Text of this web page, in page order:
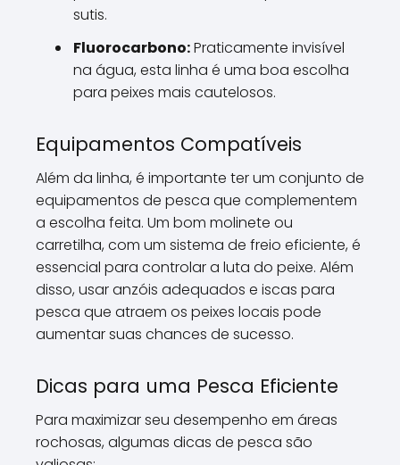
sutis.
Fluorocarbono:Praticamente invisível
na água, esta linha é uma boa escolha
para peixes mais cautelosos.
Equipamentos Compatíveis
Além da linha, é importante ter um conjunto de
equipamentos de pesca que complementem
a escolha feita. Um bom molinete ou
carretilha, com um sistema de freio eficiente, é
essencial para controlar a luta do peixe. Além
disso, usar anzóis adequados e iscas para
pesca que atraem os peixes locais pode
aumentar suas chances de sucesso.
Dicas para uma Pesca Eficiente
Para maximizar seu desempenho em áreas
rochosas, algumas dicas de pesca são